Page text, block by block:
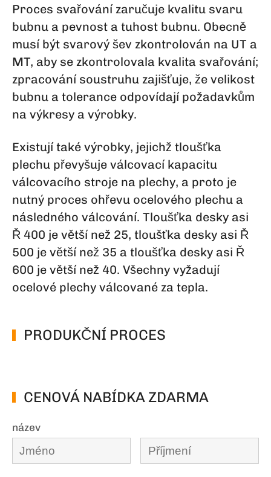
Proces svařování zaručuje kvalitu svaru
bubnu a pevnost a tuhost bubnu. Obecně
musí být svarový šev zkontrolován na UT a
MT, aby se zkontrolovala kvalita svařování;
zpracování soustruhu zajišťuje, že velikost
bubnu a tolerance odpovídají požadavkům
na výkresy a výrobky.
Existují také výrobky, jejichž tloušťka
plechu převyšuje válcovací kapacitu
válcovacího stroje na plechy, a proto je
nutný proces ohřevu ocelového plechu a
následného válcování. Tloušťka desky asi
Ř 400 je větší než 25, tloušťka desky asi Ř
500 je větší než 35 a tloušťka desky asi Ř
600 je větší než 40. Všechny vyžadují
ocelové plechy válcované za tepla.
PRODUKČNÍ PROCES
CENOVÁ NABÍDKA ZDARMA
název